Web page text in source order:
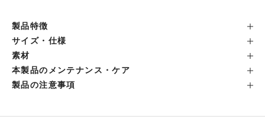
自由が丘店
横浜店- 在庫 -
軽井澤工房店- 在庫 -△
製品特徴
サイズ・仕様
素材
本製品のメンテナンス・ケア
製品の注意事項